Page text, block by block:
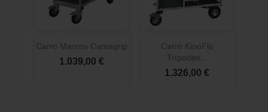
Carro Marcos Camagrip
1.039,00 €
Carro KinoFlo
Trípodes...
1.326,00 €